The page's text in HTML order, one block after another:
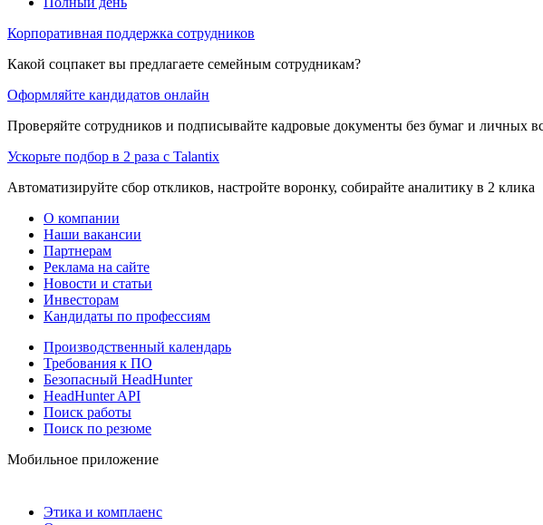
Корпоративная поддержка сотрудников
Какой соцпакет вы предлагаете семейным сотрудникам?
Оформляйте кандидатов онлайн
Проверяйте сотрудников и подписывайте кадровые документы без бумаг и личных
Ускорьте подбор в 2 раза с Talantix
Автоматизируйте сбор откликов, настройте воронку, собирайте аналитику в 2 клика
О компании
Наши вакансии
Партнерам
Реклама на сайте
Новости и статьи
Инвесторам
Кандидаты по профессиям
Производственный календарь
Требования к ПО
Безопасный HeadHunter
HeadHunter API
Поиск работы
Поиск по резюме
Мобильное приложение
Этика и комплаенс